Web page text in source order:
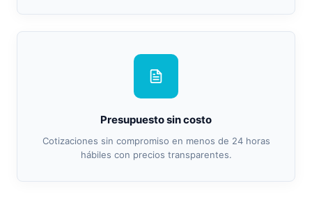
Presupuesto sin costo
Cotizaciones sin compromiso en menos de 24 horas
hábiles con precios transparentes.